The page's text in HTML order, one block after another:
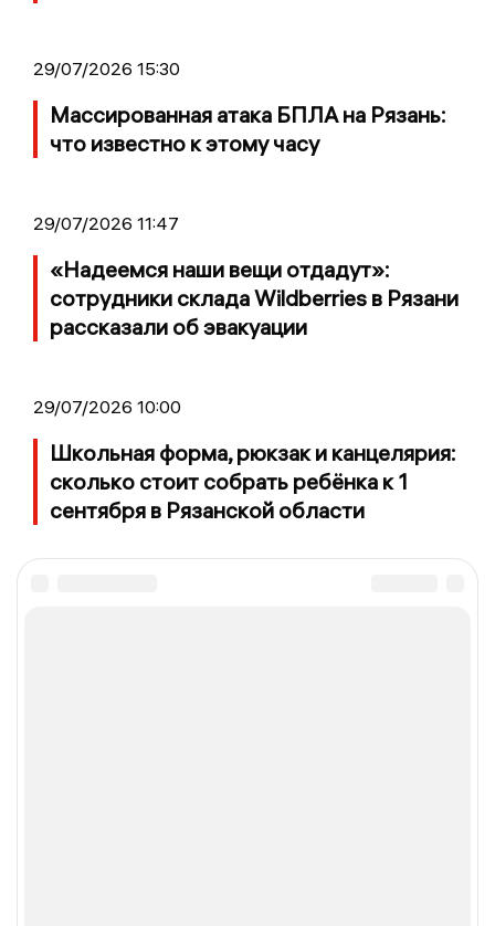
29/07/2026 15:30
Массированная атака БПЛА на Рязань:
что известно к этому часу
29/07/2026 11:47
«Надеемся наши вещи отдадут»:
сотрудники склада Wildberries в Рязани
рассказали об эвакуации
29/07/2026 10:00
Школьная форма, рюкзак и канцелярия:
сколько стоит собрать ребёнка к 1
сентября в Рязанской области